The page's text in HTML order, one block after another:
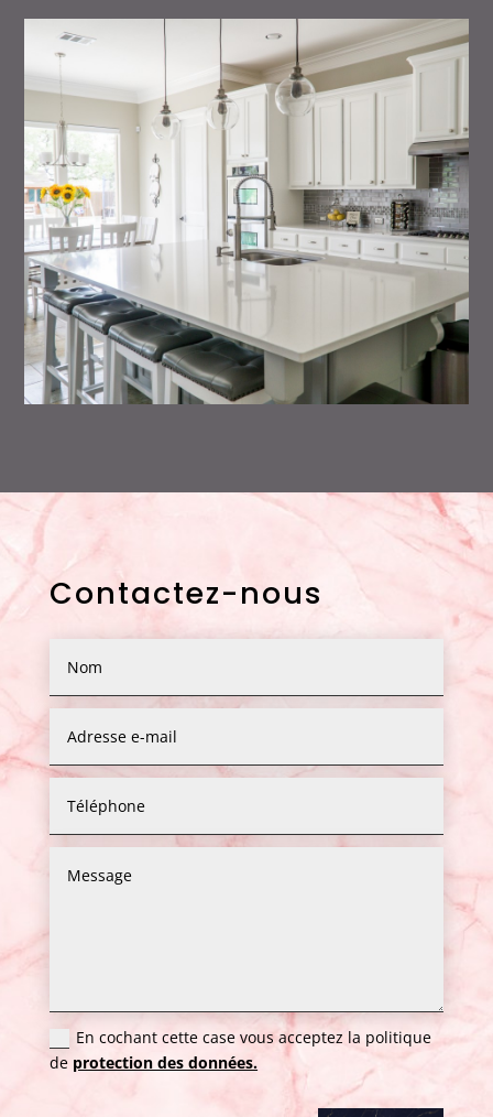
Contactez-nous
En cochant cette case vous acceptez la politique
de protection des données.